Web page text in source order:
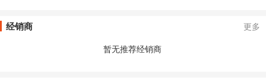
经销商
更多
暂无推荐经销商